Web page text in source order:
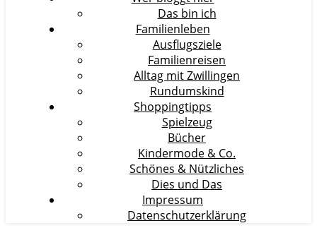
Das bin ich
Familienleben
Ausflugsziele
Familienreisen
Alltag mit Zwillingen
Rundumskind
Shoppingtipps
Spielzeug
Bücher
Kindermode & Co.
Schönes & Nützliches
Dies und Das
Impressum
Datenschutzerklärung